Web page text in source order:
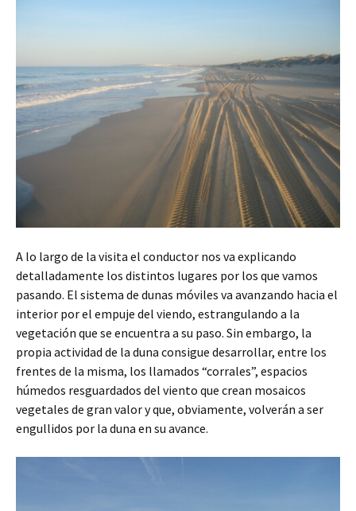
A lo largo de la visita el conductor nos va explicando
detalladamente los distintos lugares por los que vamos
pasando. El sistema de dunas móviles va avanzando hacia el
interior por el empuje del viendo, estrangulando a la
vegetación que se encuentra a su paso. Sin embargo, la
propia actividad de la duna consigue desarrollar, entre los
frentes de la misma, los llamados “corrales”, espacios
húmedos resguardados del viento que crean mosaicos
vegetales de gran valor y que, obviamente, volverán a ser
engullidos por la duna en su avance.